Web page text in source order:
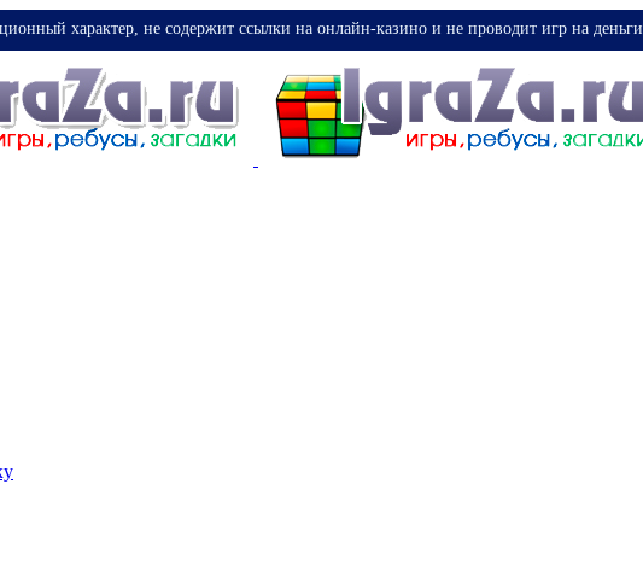
характер, не содержит ссылки на онлайн-казино и не проводит игр на деньги